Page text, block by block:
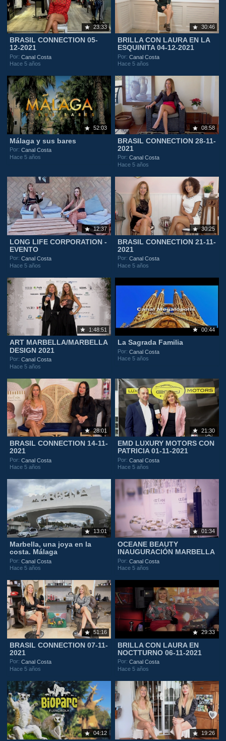
23:33
BRASIL CONNECTION 05-
12-2021
Por:Canal Costa
Hace 5 años
30:46
BRILLA CON LAURA EN LA
ESQUINITA 04-12-2021
Por:Canal Costa
Hace 5 años
52:03
Málaga y sus bares
Por:Canal Costa
Hace 5 años
08:58
BRASIL CONNECTION 28-11-
2021
Por:Canal Costa
Hace 5 años
12:37
LONG LIFE CORPORATION -
EVENTO
Por:Canal Costa
Hace 5 años
30:25
BRASIL CONNECTION 21-11-
2021
Por:Canal Costa
Hace 5 años
1:48:51
ART MARBELLA/MARBELLA
DESIGN 2021
Por:Canal Costa
Hace 5 años
00:44
La Sagrada Familia
Por:Canal Costa
Hace 5 años
28:01
BRASIL CONNECTION 14-11-
2021
Por:Canal Costa
Hace 5 años
21:30
EMD LUXURY MOTORS CON
PATRICIA 01-11-2021
Por:Canal Costa
Hace 5 años
13:01
Marbella, una joya en la
costa. Málaga
Por:Canal Costa
Hace 5 años
01:34
OCEANE BEAUTY
INAUGURACIÓN MARBELLA
Por:Canal Costa
Hace 5 años
51:16
BRASIL CONNECTION 07-11-
2021
Por:Canal Costa
Hace 5 años
29:33
BRILLA CON LAURA EN
NOCTTURNO 06-11-2021
Por:Canal Costa
Hace 5 años
04:12 19:26